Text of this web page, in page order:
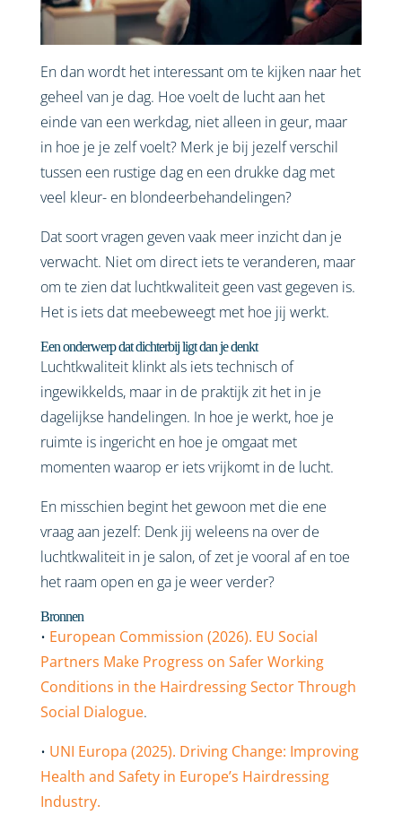
En dan wordt het interessant om te kijken naar het
geheel van je dag. Hoe voelt de lucht aan het
einde van een werkdag, niet alleen in geur, maar
in hoe je je zelf voelt? Merk je bij jezelf verschil
tussen een rustige dag en een drukke dag met
veel kleur- en blondeerbehandelingen?
Dat soort vragen geven vaak meer inzicht dan je
verwacht. Niet om direct iets te veranderen, maar
om te zien dat luchtkwaliteit geen vast gegeven is.
Het is iets dat meebeweegt met hoe jij werkt.
Een onderwerp dat dichterbij ligt dan je denkt
Luchtkwaliteit klinkt als iets technisch of
ingewikkelds, maar in de praktijk zit het in je
dagelijkse handelingen. In hoe je werkt, hoe je
ruimte is ingericht en hoe je omgaat met
momenten waarop er iets vrijkomt in de lucht.
En misschien begint het gewoon met die ene
vraag aan jezelf: Denk jij weleens na over de
luchtkwaliteit in je salon, of zet je vooral af en toe
het raam open en ga je weer verder?
Bronnen
• European Commission (2026). EU Social
Partners Make Progress on Safer Working
Conditions in the Hairdressing Sector Through
Social Dialogue.
• UNI Europa (2025). Driving Change: Improving
Health and Safety in Europe’s Hairdressing
Industry.